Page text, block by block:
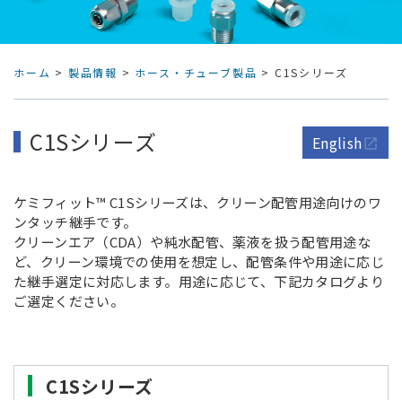
ホーム > 製品情報 > ホース・チューブ製品 > C1Sシリーズ
C1Sシリーズ Englishopen_in_new
ケミフィット™ C1Sシリーズは、クリーン配管用途向けのワ
ンタッチ継手です。
クリーンエア（CDA）や純水配管、薬液を扱う配管用途な
ど、クリーン環境での使用を想定し、配管条件や用途に応じ
た継手選定に対応します。用途に応じて、下記カタログより
ご選定ください。
C1Sシリーズ